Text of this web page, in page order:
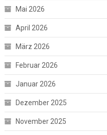
Mai 2026
April 2026
März 2026
Februar 2026
Januar 2026
Dezember 2025
November 2025